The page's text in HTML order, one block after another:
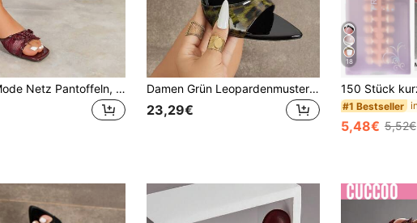
Damen Mode Netz Pantoffeln, Schleife Flach Absatz Slides, bequeme vielseitige rutschfeste flache römische Sandalen, Strandschuhe, Sommerschuhe Damen Grün Leopardenmuster Farbblock Mule Schuhe, spitz zulaufende Zehenpartie Slip-On Design, einfach und elegant, geeignet für Party, Bankett, Treffen, Pendeln, Urlaub, High Heel Sandalen, grüne High Heels Damenschuhe
23,29€
18
#1 Bestseller
5,48€ 5,52€